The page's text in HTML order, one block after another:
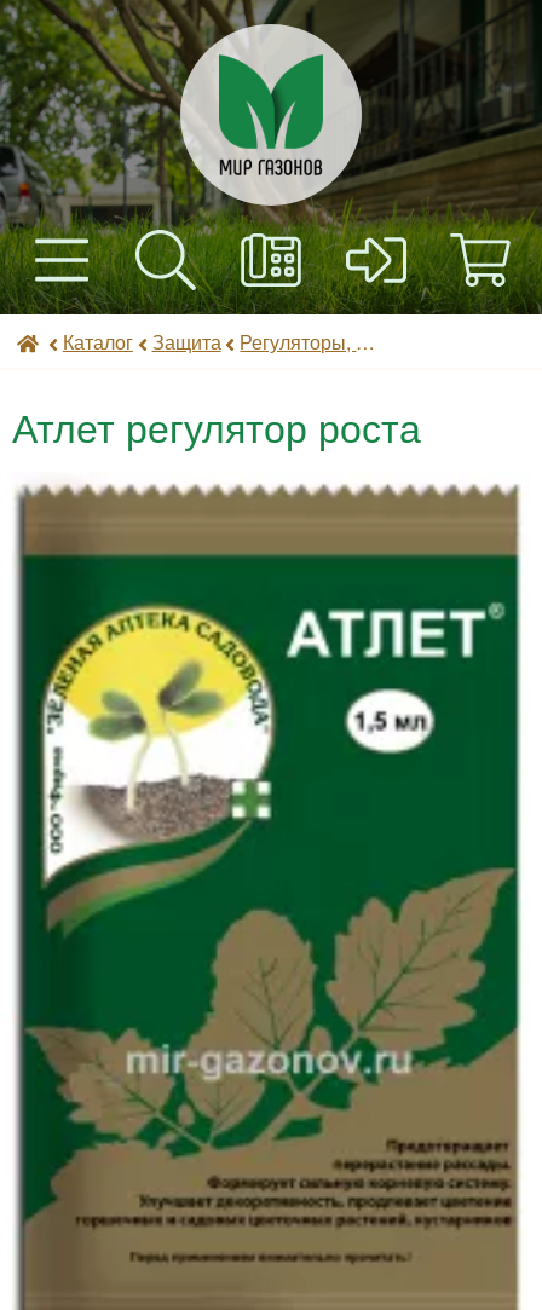
Каталог
Оплата
+7(495) 597-82-01
Найти
Мир газонов
Каталог Защита Регуляторы, стимуляторы роста, микроудобрения
Атлет регулятор роста